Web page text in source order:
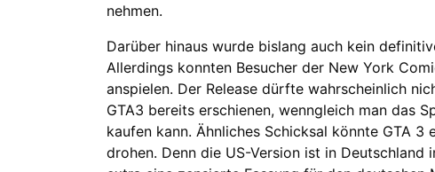
nehmen.
Darüber hinaus wurde bislang auch kein
Allerdings konnten Besucher der New York
anspielen. Der Release dürfte wahrscheinlich
GTA3 bereits erschienen, wenngleich man das
kaufen kann. Ähnliches Schicksal könnte GTA
drohen. Denn die US-Version ist in